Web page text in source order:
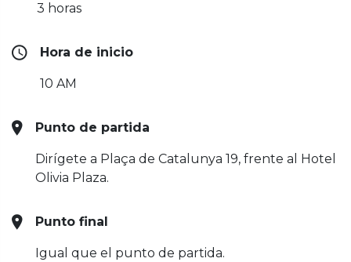
3 horas
Hora de inicio
10 AM
Punto de partida
Dirígete a Plaça de Catalunya 19, frente al Hotel
Olivia Plaza.
Punto final
Igual que el punto de partida.